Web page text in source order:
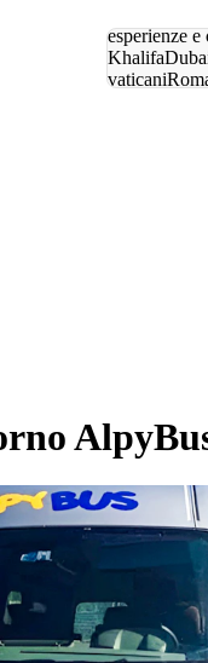
esperienze e
Khalifa
vaticani